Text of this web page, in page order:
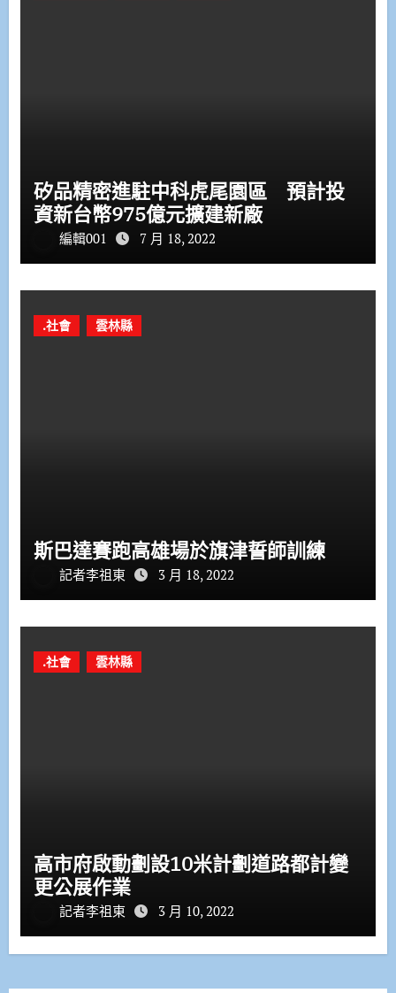
矽品精密進駐中科虎尾園區 預計投
資新台幣975億元擴建新廠
編輯001 7 月 18, 2022
.社會 雲林縣
斯巴達賽跑高雄場於旗津誓師訓練
記者李祖東 3 月 18, 2022
.社會 雲林縣
高市府啟動劃設10米計劃道路都計變
更公展作業
記者李祖東 3 月 10, 2022